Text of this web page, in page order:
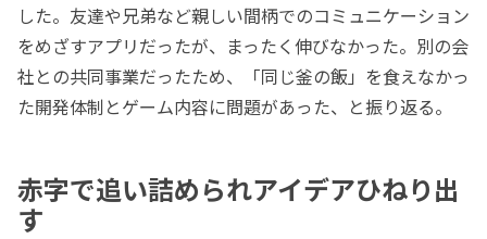
した。友達や兄弟など親しい間柄でのコミュニケーション
をめざすアプリだったが、まったく伸びなかった。別の会
社との共同事業だったため、「同じ釜の飯」を食えなかっ
た開発体制とゲーム内容に問題があった、と振り返る。
赤字で追い詰められアイデアひねり出
す